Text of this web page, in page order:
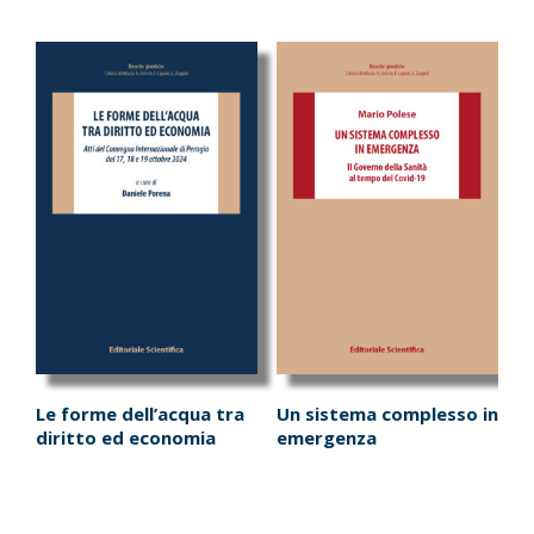
Le forme dell’acqua tra
diritto ed economia
Un sistema complesso in
emergenza